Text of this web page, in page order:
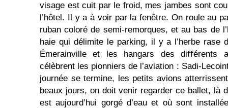
visage est cuit par le froid, mes jambes sont
l’hôtel. Il y a à voir par la fenêtre. On roule au
ruban coloré de semi-remorques, et au bas de
haie qui délimite le parking, il y a l’herbe rase
Émerainville et les hangars des diﬀé­rents
célèbrent les pionniers de l’aviation : Sadi-
journée se termine, les petits avions
beaux jours, on doit venir regarder ce ballet, là
est aujourd’hui gorgé d’eau et où sont